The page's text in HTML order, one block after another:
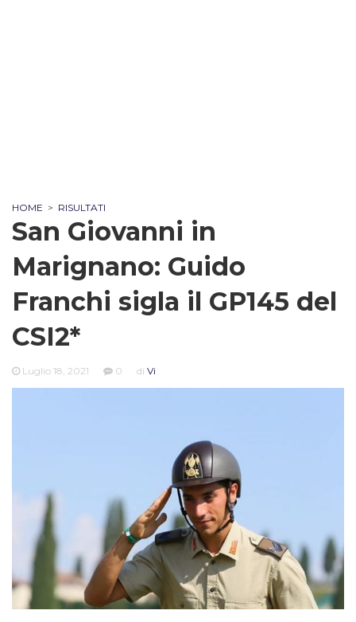
HOME > RISULTATI
San Giovanni in
Marignano: Guido
Franchi sigla il GP145 del
CSI2*
Luglio 18, 2021 0 di Vi